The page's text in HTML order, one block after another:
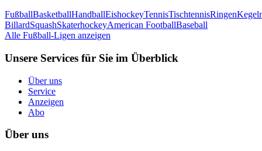
FußballBasketballHandballEishockeyTennisTischtennisRingen
BillardSquashSkaterhockeyAmerican FootballBaseball
Alle Fußball-Ligen anzeigen
Unsere Services für Sie im Überblick
Über uns
Service
Anzeigen
Abo
Über uns